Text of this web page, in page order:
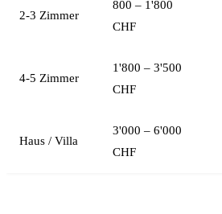
2-3 Zimmer
800 – 1'800
CHF
4-5 Zimmer
1'800 – 3'500
CHF
Haus / Villa
3'000 – 6'000
CHF